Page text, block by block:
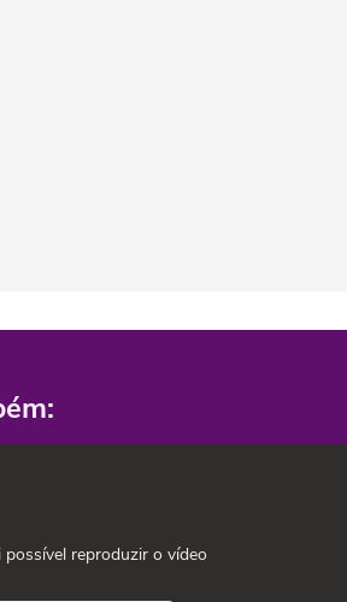
possível reproduzir o vídeo